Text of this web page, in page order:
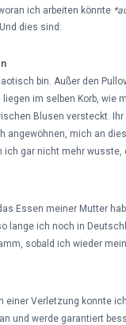
ich arbeiten könnte
dies sind:
bin. Außer den
im selben Korb, wie
Blusen versteckt.
angewöhnen, mich an
gar nicht mehr wusste,
Essen meiner Mutter
lange ich noch in
sobald ich wieder
Verletzung konnte
und werde garantiert